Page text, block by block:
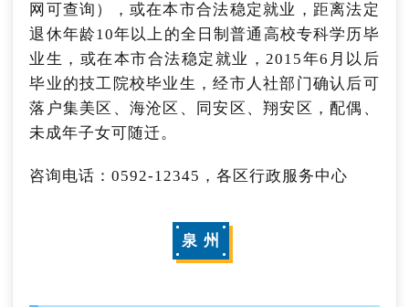
申请渠道：
根据培训活动通知明确的条件、要求及申请渠道
申请。
咨询电话：0592-5205501
网可查询），或在本市合法稳定就业，距离法定
退休年龄10年以上的全日制普通高校专科学历毕
业生，或在本市合法稳定就业，2015年6月以后
毕业的技工院校毕业生，经市人社部门确认后可
落户集美区、海沧区、同安区、翔安区，配偶、
未成年子女可随迁。
咨询电话：0592-12345，各区行政服务中心
泉 州